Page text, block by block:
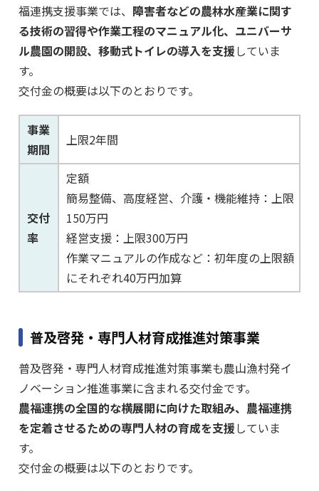
福連携支援事業では、 障害者などの農林水産業に関す
る技術の習得や作業工程のマニュアル化、ユニバーサ
ル農園の開設、移動式トイレの導入を支援していま
す。
交付金の概要は以下のとおりです。
事業
期間
上限2年間
交付
率
定額
簡易整備、高度経営、介護・機能維持：上限
150万円
経営支援：上限300万円
作業マニュアルの作成など：初年度の上限額
にそれぞれ40万円加算
普及啓発・専門人材育成推進対策事業
普及啓発・専門人材育成推進対策事業も農山漁村発イ
ノベーション推進事業に含まれる交付金です。
農福連携の全国的な横展開に向けた取組み、農福連携
を定着させるための専門人材の育成を支援していま
す。
交付金の概要は以下のとおりです。